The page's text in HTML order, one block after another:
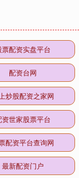
票配资实盘平台
配资台网
炒股配资之家网
资世家股票平台
配资平台查询网
最新配资门户